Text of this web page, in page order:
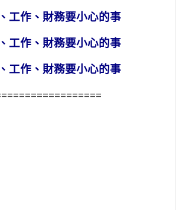
工作、財務要小心的事
工作、財務要小心的事
工作、財務要小心的事